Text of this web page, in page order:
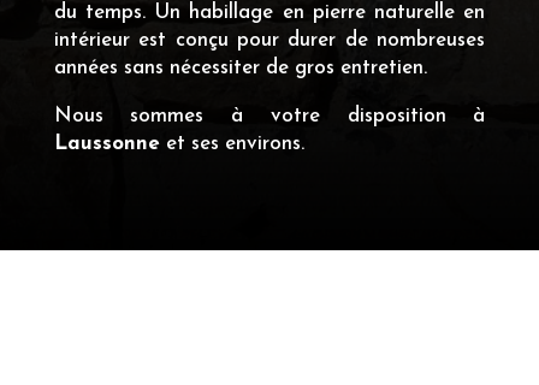
du temps. Un habillage en pierre naturelle en
intérieur est conçu pour durer de nombreuses
années sans nécessiter de gros entretien.
Nous sommes à votre disposition à
Laussonneet ses environs.